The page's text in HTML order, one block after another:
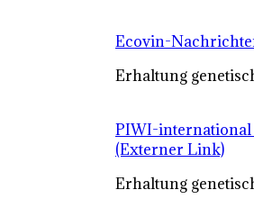
Ecovin-
Erhaltung
PIWI-
(Externer Link)
Erhaltung